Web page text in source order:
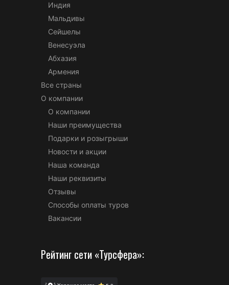
Индия
Мальдивы
Сейшелы
Венесуэла
Абхазия
Армения
Все страны
О компании
О компании
Наши преимущества
Подарки и розыгрыши
Новости и акции
Наша команда
Наши реквизиты
Отзывы
Способы оплаты туров
Вакансии
Рейтинг сети «Турсфера»: